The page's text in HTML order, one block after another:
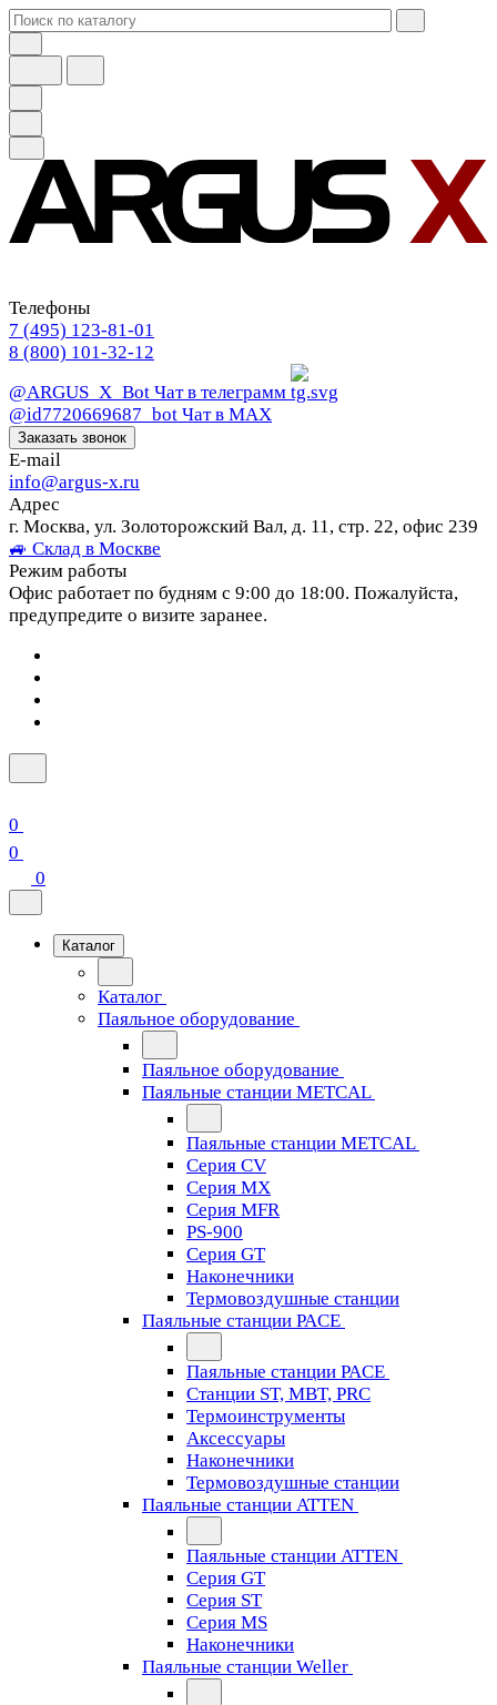
Телефоны
7 (495) 123-81-01
8 (800) 101-32-12
@ARGUS_X_Bot Чат в телеграмм
@id7720669687_bot Чат в МАХ
Заказать звонок
E-mail
info@argus-x.ru
Адрес
г. Москва, ул. Золоторожский Вал, д. 11, стр. 22, офис 239
🚙 Склад в Москве
Режим работы
Офис работает по будням с 9:00 до 18:00. Пожалуйста,
предупредите о визите заранее.
0
0
0
Каталог
Каталог
Паяльное оборудование
Паяльное оборудование
Паяльные станции METCAL
Паяльные станции METCAL
Серия CV
Серия MX
Серия MFR
PS-900
Серия GT
Наконечники
Термовоздушные станции
Паяльные станции PACE
Паяльные станции PACE
Станции ST, MBT, PRC
Термоинструменты
Аксессуары
Наконечники
Термовоздушные станции
Паяльные станции ATTEN
Паяльные станции ATTEN
Серия GT
Серия ST
Серия MS
Наконечники
Паяльные станции Weller